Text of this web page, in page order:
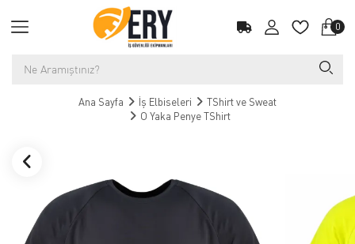
0
Ana Sayfa İş Elbiseleri
TShirt ve Sweat
O Yaka Penye TShirt